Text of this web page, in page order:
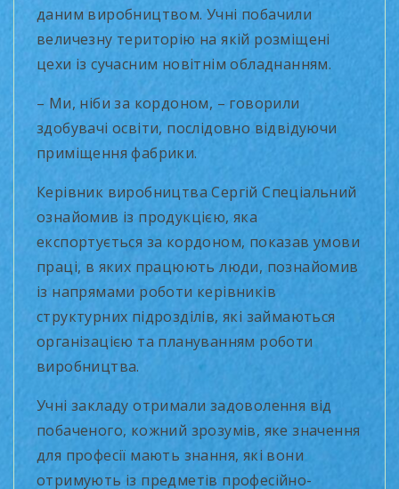
даним виробництвом. Учні побачили
величезну територію на якій розміщені
цехи із сучасним новітнім обладнанням.
– Ми, ніби за кордоном, – говорили
здобувачі освіти, послідовно відвідуючи
приміщення фабрики.
Керівник виробництва Сергій Спеціальний
ознайомив із продукцією, яка
експортується за кордоном, показав умови
праці, в яких працюють люди, познайомив
із напрямами роботи керівників
структурних підрозділів, які займаються
організацією та плануванням роботи
виробництва.
Учні закладу отримали задоволення від
побаченого, кожний зрозумів, яке значення
для професії мають знання, які вони
отримують із предметів професійно-